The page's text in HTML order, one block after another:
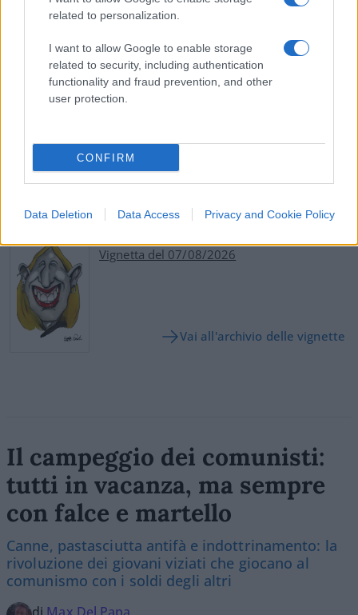
related to personalization.
I want to allow Google to enable storage
related to security, including authentication
functionality and fraud prevention, and other
user protection.
CONFIRM
Data Deletion Data Access Privacy and Cookie Policy
presente.
Daniele Capezzone, 21 maggio 2018
#LUIGI DI MAIO
Vignetta del 07/08/2026
Vai all'archivio delle vignette
Il campeggio dei comunisti:
tutti in vacanza, ma sempre
con falce e martello
Canne, pastasciutta antifà e indottrinamento: la
rivoluzione dei giovani viziati che giocano al
comunismo con i soldi degli altri